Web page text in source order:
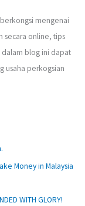
mengenai
secara online, tips
dalam blog ini dapat
usaha perkogsian
Money in Malaysia
WITH GLORY!